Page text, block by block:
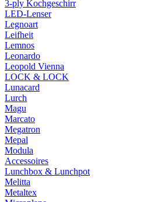
3-ply Kochgeschirr
LED-Lenser
Legnoart
Leifheit
Lemnos
Leonardo
Leopold Vienna
LOCK & LOCK
Lunacard
Lurch
Magu
Marcato
Megatron
Mepal
Modula
Accessoires
Lunchbox & Lunchpot
Melitta
Metaltex